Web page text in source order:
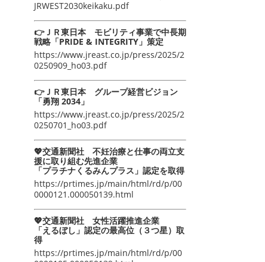
JRWEST2030keikaku.pdf
👉ＪＲ東日本 モビリティ事業で中長期
戦略「PRIDE & INTEGRITY」策定
https://www.jreast.co.jp/press/2025/2
0250909_ho03.pdf
👉ＪＲ東日本 グループ経営ビジョン
「勇翔 2034」
https://www.jreast.co.jp/press/2025/2
0250701_ho03.pdf
💖交通新聞社 不妊治療と仕事の両立支
援に取り組む先進企業
「プラチナくるみんプラス」認定を取得
https://prtimes.jp/main/html/rd/p/00
0000121.000050139.html
💖交通新聞社 女性活躍推進企業
「えるぼし」認定の最高位（３つ星）取
得
https://prtimes.jp/main/html/rd/p/00